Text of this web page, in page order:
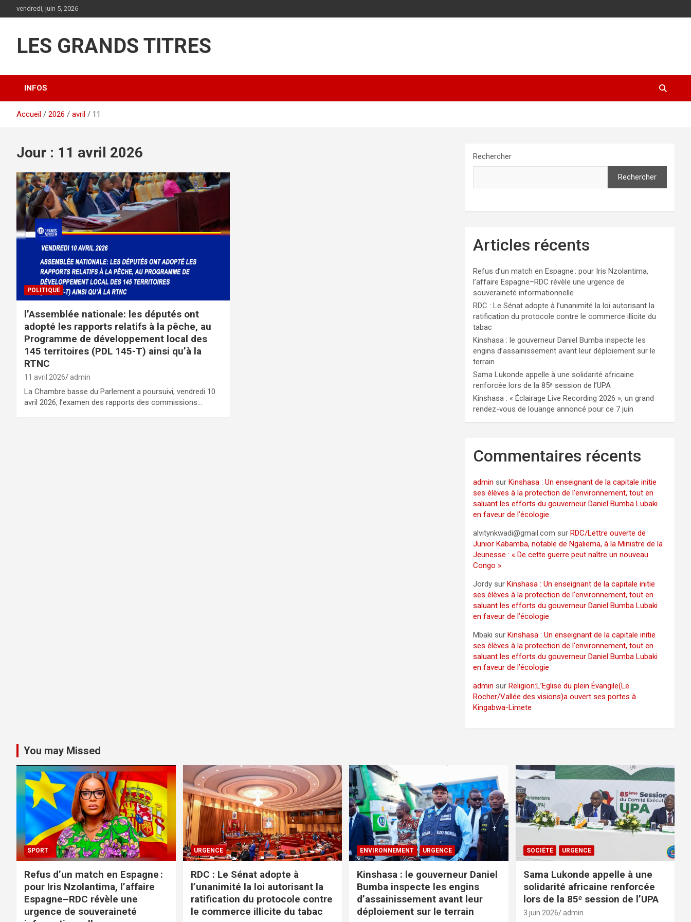
au
vendredi, juin 5, 2026
LES GRANDS TITRES
INFOS
Accueil 2026 avril 11
Jour : 11 avril 2026
POLITIQUE
l’Assemblée nationale: les députés ont
adopté les rapports relatifs à la pêche, au
Programme de développement local des
145 territoires (PDL 145-T) ainsi qu’à la
RTNC
11 avril 2026 admin
La Chambre basse du Parlement a poursuivi, vendredi 10
avril 2026, l’examen des rapports des commissions…
Rechercher
Rechercher
Articles récents
Refus d’un match en Espagne : pour Iris Nzolantima,
l’affaire Espagne–RDC révèle une urgence de
souveraineté informationnelle
RDC : Le Sénat adopte à l’unanimité la loi autorisant la
ratification du protocole contre le commerce illicite du
tabac
Kinshasa : le gouverneur Daniel Bumba inspecte les
engins d’assainissement avant leur déploiement sur le
terrain
Sama Lukonde appelle à une solidarité africaine
renforcée lors de la 85ᵉ session de l’UPA
Kinshasa : « Éclairage Live Recording 2026 », un grand
rendez-vous de louange annoncé pour ce 7 juin
Commentaires récents
admin surKinshasa : Un enseignant de la capitale initie
ses élèves à la protection de l’environnement, tout en
saluant les efforts du gouverneur Daniel Bumba Lubaki
en faveur de l’écologie
alvitynkwadi@gmail.com surRDC/Lettre ouverte de
Junior Kabamba, notable de Ngaliema, à la Ministre de la
Jeunesse : « De cette guerre peut naître un nouveau
Congo »
Jordy surKinshasa : Un enseignant de la capitale initie
ses élèves à la protection de l’environnement, tout en
saluant les efforts du gouverneur Daniel Bumba Lubaki
en faveur de l’écologie
Mbaki surKinshasa : Un enseignant de la capitale initie
ses élèves à la protection de l’environnement, tout en
saluant les efforts du gouverneur Daniel Bumba Lubaki
en faveur de l’écologie
admin surReligion:L’Eglise du plein Évangile(Le
Rocher/Vallée des visions)a ouvert ses portes à
Kingabwa-Limete
You may Missed
SPORT
Refus d’un match en Espagne :
pour Iris Nzolantima, l’affaire
Espagne–RDC révèle une
urgence de souveraineté
URGENCE
RDC : Le Sénat adopte à
l’unanimité la loi autorisant la
ratification du protocole contre
le commerce illicite du tabac
ENVIRONNEMENT URGENCE
Kinshasa : le gouverneur Daniel
Bumba inspecte les engins
d’assainissement avant leur
déploiement sur le terrain
SOCIÉTÉ URGENCE
Sama Lukonde appelle à une
solidarité africaine renforcée
lors de la 85ᵉ session de l’UPA
3 juin 2026 admin